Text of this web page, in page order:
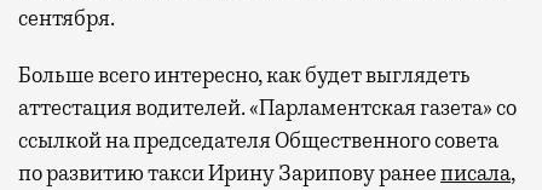
сентября.
Больше всего интересно, как будет выглядеть
аттестация водителей. «Парламентская газета» со
ссылкой на председателя Общественного совета
по развитию такси Ирину Зарипову ранееписала,